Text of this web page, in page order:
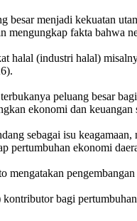
besar menjadi kekuatan
mengungkap fakta bahwa
halal (industri halal)
peluang besar
ekonomi dan keuangan
sebagai isu
pertumbuhan ekonomi
mengatakan
bagi